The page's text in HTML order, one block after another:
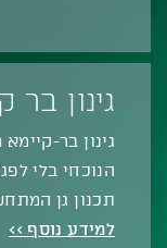
גינון בר
גינון בר-קיימא
הנוכחי בלי
תכנון גן
למידע נוסף >>